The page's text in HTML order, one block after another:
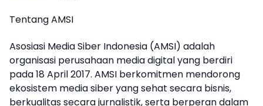
Tentang AMSI
Asosiasi Media Siber Indonesia (AMSI) adalah
organisasi perusahaan media digital yang berdiri
pada 18 April 2017. AMSI berkomitmen mendorong
ekosistem media siber yang sehat secara bisnis,
berkualitas secara jurnalistik, serta berperan dalam